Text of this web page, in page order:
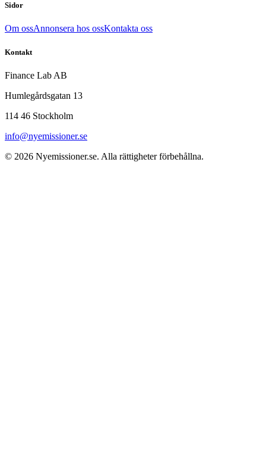
Sidor
Om ossAnnonsera hos ossKontakta oss
Kontakt
Finance Lab AB
Humlegårdsgatan 13
114 46 Stockholm
info@nyemissioner.se
© 2026 Nyemissioner.se. Alla rättigheter förbehållna.